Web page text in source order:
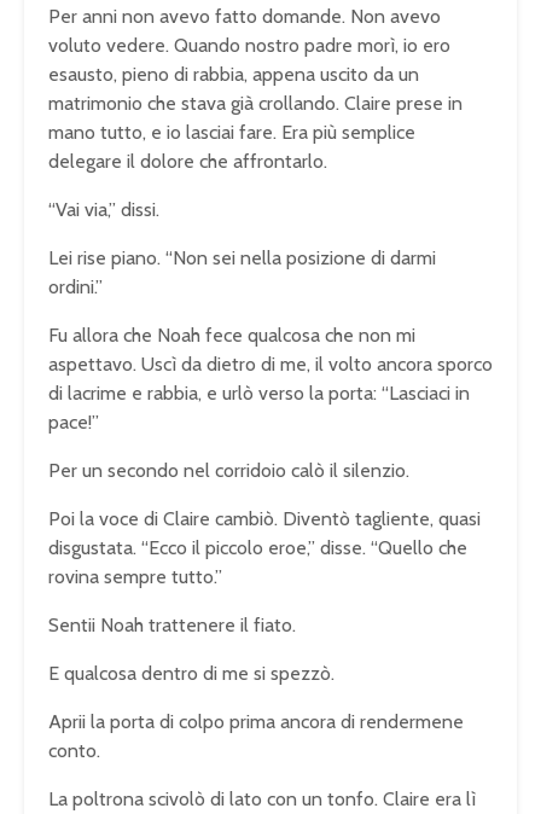
Per anni non avevo fatto domande. Non avevo
voluto vedere. Quando nostro padre morì, io ero
esausto, pieno di rabbia, appena uscito da un
matrimonio che stava già crollando. Claire prese in
mano tutto, e io lasciai fare. Era più semplice
delegare il dolore che affrontarlo.
“Vai via,” dissi.
Lei rise piano. “Non sei nella posizione di darmi
ordini.”
Fu allora che Noah fece qualcosa che non mi
aspettavo. Uscì da dietro di me, il volto ancora sporco
di lacrime e rabbia, e urlò verso la porta: “Lasciaci in
pace!”
Per un secondo nel corridoio calò il silenzio.
Poi la voce di Claire cambiò. Diventò tagliente, quasi
disgustata. “Ecco il piccolo eroe,” disse. “Quello che
rovina sempre tutto.”
Sentii Noah trattenere il fiato.
E qualcosa dentro di me si spezzò.
Aprii la porta di colpo prima ancora di rendermene
conto.
La poltrona scivolò di lato con un tonfo. Claire era lì